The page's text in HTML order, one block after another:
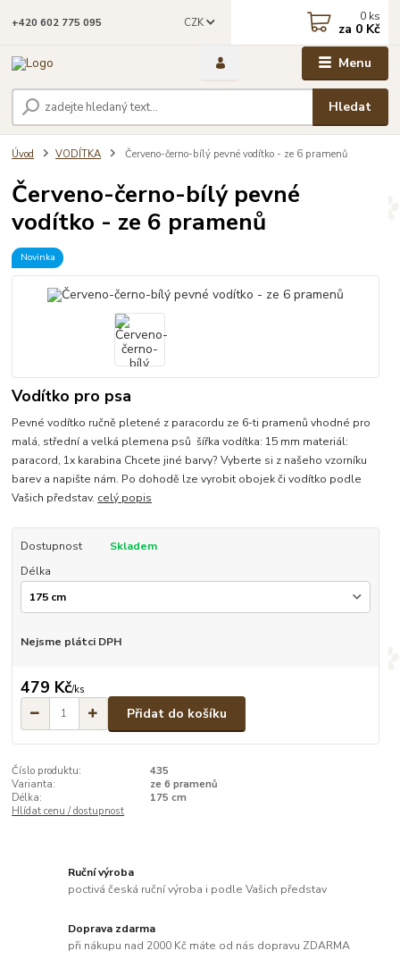
Menu
CZK
Hledat
+420 602 775 095 0 ks
za 0 Kč
Úvod VODÍTKA Červeno-černo-bílý pevné vodítko - ze 6 pramenů
Červeno-černo-bílý pevné
vodítko - ze 6 pramenů
Novinka
Vodítko pro psa
Pevné vodítko ručně pletené z paracordu ze 6-ti pramenů vhodné pro
malá, střední a velká plemena psů šířka vodítka: 15 mm materiál:
paracord, 1x karabina Chcete jiné barvy? Vyberte si z našeho vzorníku
barev a napište nám. Po dohodě lze vyrobit obojek či vodítko podle
Vašich představ. celý popis
Dostupnost
Skladem
Délka
Nejsme plátci DPH
479 Kč/ks
Přidat do košíku
Číslo produktu:
435
Varianta:
ze 6 pramenů
Délka:
175 cm
Hlídat cenu / dostupnost
Ruční výroba
poctivá česká ruční výroba i podle Vašich představ
Doprava zdarma
při nákupu nad 2000 Kč máte od nás dopravu ZDARMA